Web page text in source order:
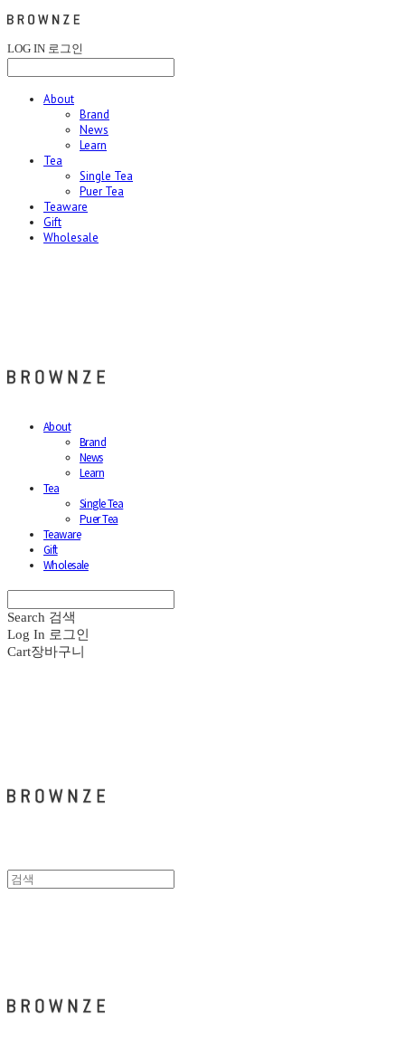
LOG IN 로그인
About
Brand
News
Learn
Tea
Single Tea
Puer Tea
Teaware
Gift
Wholesale
About
Brand
News
Learn
Tea
Single Tea
Puer Tea
Teaware
Gift
Wholesale
Search 검색
Log In 로그인
Cart장바구니